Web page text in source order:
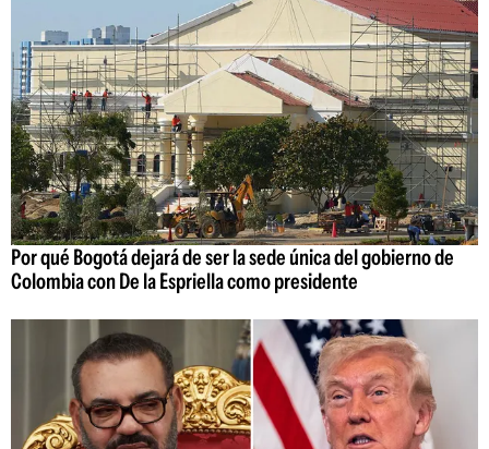
Por qué Bogotá dejará de ser la sede única del gobierno de
Colombia con De la Espriella como presidente